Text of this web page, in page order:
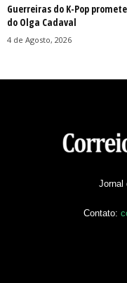
Guerreiras do K-Pop
do Olga Cadaval
4 de Agosto, 2026
Jornal
Contato: